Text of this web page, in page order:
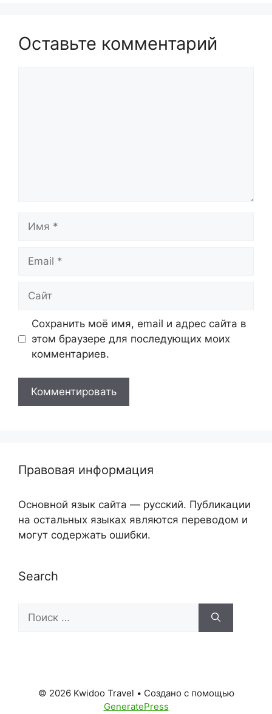
Оставьте комментарий
Имя
Email
Сайт
Сохранить моё имя, email и адрес сайта в
этом браузере для последующих моих
комментариев.
Правовая информация
Основной язык сайта — русский. Публикации
на остальных языках являются переводом и
могут содержать ошибки.
Search
© 2026 Kwidoo Travel • Создано с помощью
GeneratePress